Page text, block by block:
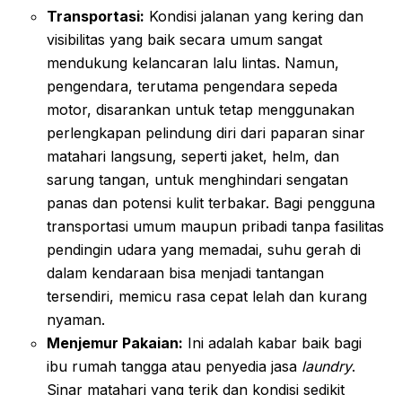
Transportasi: Kondisi jalanan yang kering dan
visibilitas yang baik secara umum sangat
mendukung kelancaran lalu lintas. Namun,
pengendara, terutama pengendara sepeda
motor, disarankan untuk tetap menggunakan
perlengkapan pelindung diri dari paparan sinar
matahari langsung, seperti jaket, helm, dan
sarung tangan, untuk menghindari sengatan
panas dan potensi kulit terbakar. Bagi pengguna
transportasi umum maupun pribadi tanpa fasilitas
pendingin udara yang memadai, suhu gerah di
dalam kendaraan bisa menjadi tantangan
tersendiri, memicu rasa cepat lelah dan kurang
nyaman.
Menjemur Pakaian: Ini adalah kabar baik bagi
ibu rumah tangga atau penyedia jasa laundry.
Sinar matahari yang terik dan kondisi sedikit